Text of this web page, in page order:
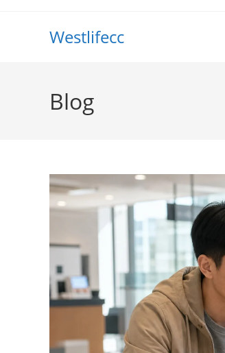
Westlifecc
Blog